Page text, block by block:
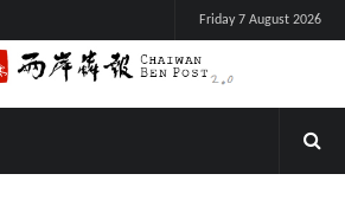
Friday 7 August 2026